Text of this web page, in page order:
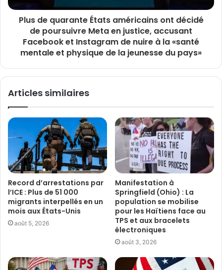
Plus de quarante États américains ont décidé
de poursuivre Meta en justice, accusant
Facebook et Instagram de nuire à la «santé
mentale et physique de la jeunesse du pays»
Articles similaires
Record d’arrestations par
l’ICE : Plus de 51 000
migrants interpellés en un
mois aux États-Unis
août 5, 2026
Manifestation à
Springfield (Ohio) : La
population se mobilise
pour les Haïtiens face au
TPS et aux bracelets
électroniques
août 3, 2026